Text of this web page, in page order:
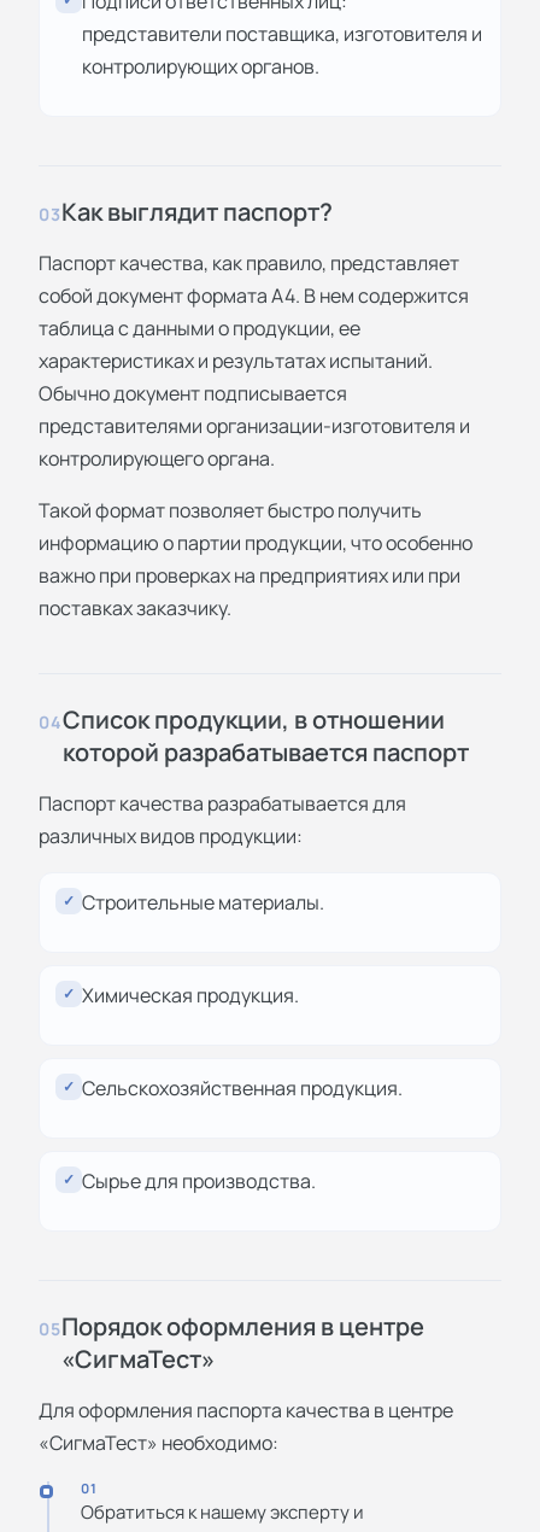
представители поставщика, изготовителя и
контролирующих органов.
03Как выглядит паспорт?
Паспорт качества, как правило, представляет
собой документ формата А4. В нем содержится
таблица с данными о продукции, ее
характеристиках и результатах испытаний.
Обычно документ подписывается
представителями организации-изготовителя и
контролирующего органа.
Такой формат позволяет быстро получить
информацию о партии продукции, что особенно
важно при проверках на предприятиях или при
поставках заказчику.
04Список продукции, в отношении
которой разрабатывается паспорт
Паспорт качества разрабатывается для
различных видов продукции:
✓ Строительные материалы.
✓ Химическая продукция.
✓ Сельскохозяйственная продукция.
✓ Сырье для производства.
05Порядок оформления в центре
«СигмаТест»
Для оформления паспорта качества в центре
«СигмаТест» необходимо:
01
Обратиться к нашему эксперту и